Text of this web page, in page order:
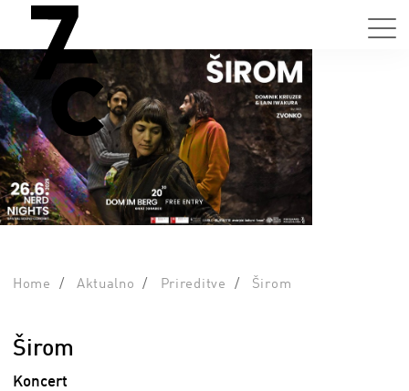
Home Aktualno Prireditve Širom
Širom
Koncert